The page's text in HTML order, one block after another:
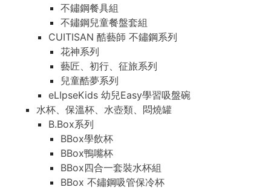
不鏽鋼餐具組
不鏽鋼兒童餐盤套組
CUITISAN 酷藝師 不鏽鋼系列
花神系列
藝匠、初行、征旅系列
兒童酷夢系列
eLIpseKids 幼兒Easy學習吸盤碗
水杯、保溫杯、水壺類、悶燒罐
B.Box系列
BBox學飲杯
BBox鴨嘴杯
BBox四合一套裝水杯組
BBox 不鏽鋼吸管保冷杯